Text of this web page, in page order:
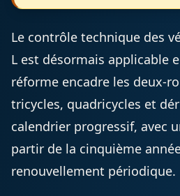
Le contrôle technique des
L est désormais applicable
réforme encadre les deux-
tricycles, quadricycles et
calendrier progressif, avec
partir de la cinquième
renouvellement périodique.